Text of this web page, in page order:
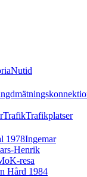
Nutid
TrafikTrafikplatser
1978Ingemar
Henrik
resa
Hård 1984